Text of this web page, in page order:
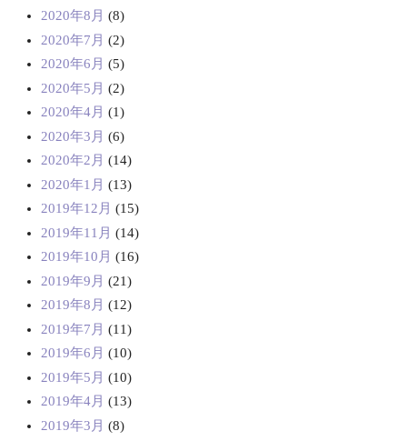
2020年8月 (8)
2020年7月 (2)
2020年6月 (5)
2020年5月 (2)
2020年4月 (1)
2020年3月 (6)
2020年2月 (14)
2020年1月 (13)
2019年12月 (15)
2019年11月 (14)
2019年10月 (16)
2019年9月 (21)
2019年8月 (12)
2019年7月 (11)
2019年6月 (10)
2019年5月 (10)
2019年4月 (13)
2019年3月 (8)